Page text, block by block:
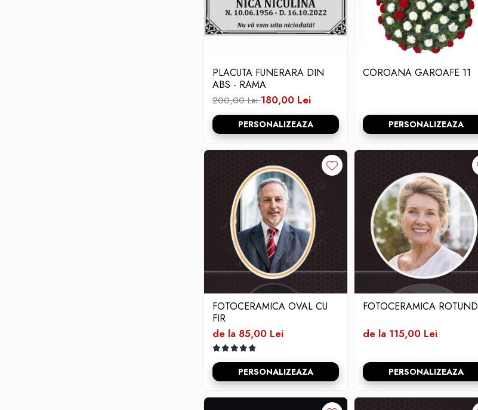
PLACUTA FUNERARA DIN
ABS - RAMA
200,00 Lei180,00 Lei
PERSONALIZEAZA
COROANA GAROAFE 11
PERSONALIZEAZA
FOTOCERAMICA OVAL CU
FIR
de la 85,00 Lei
PERSONALIZEAZA
FOTOCERAMICA ROTUND
de la 115,00 Lei
PERSONALIZEAZA